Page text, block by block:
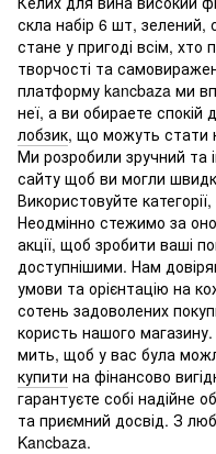
скла набір 6 шт,
стане у пригоді всім, хто
творчості та
платформу kancbaza ми
неї, а ви обираете спокій
лобзик, що можуть стати
Ми розробили зручний та
сайту щоб ви могли
Використовуйте
Неодмінно стежимо за
акції, щоб зробити ваші
доступнішими. Нам
умови та орієнтацію на
сотень задоволених
користь нашого
мить, щоб у вас була
купити на фінансово
гарантуєте собі надійне
та приємний досвід. З
Kancbaza.